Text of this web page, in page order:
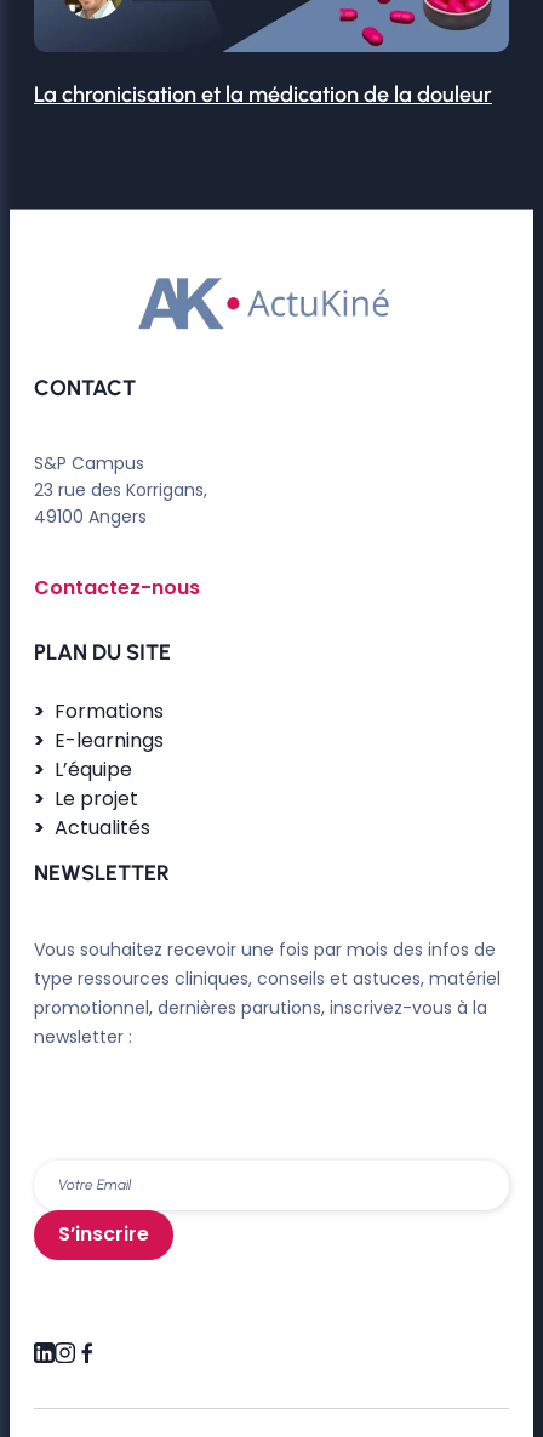
La chronicisation et la médication de la douleur
CONTACT
S&P Campus
23 rue des Korrigans,
49100 Angers
Contactez-nous
PLAN DU SITE
Formations
E-learnings
L’équipe
Le projet
Actualités
NEWSLETTER
Vous souhaitez recevoir une fois par mois des infos de
type ressources cliniques, conseils et astuces, matériel
promotionnel, dernières parutions, inscrivez-vous à la
newsletter :
S’inscrire